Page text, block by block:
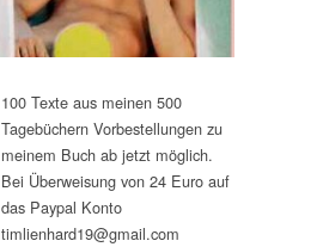
100 Texte aus meinen 500
Tagebüchern Vorbestellungen zu
meinem Buch ab jetzt möglich.
Bei Überweisung von 24 Euro auf
das Paypal Konto
timlienhard19@gmail.com